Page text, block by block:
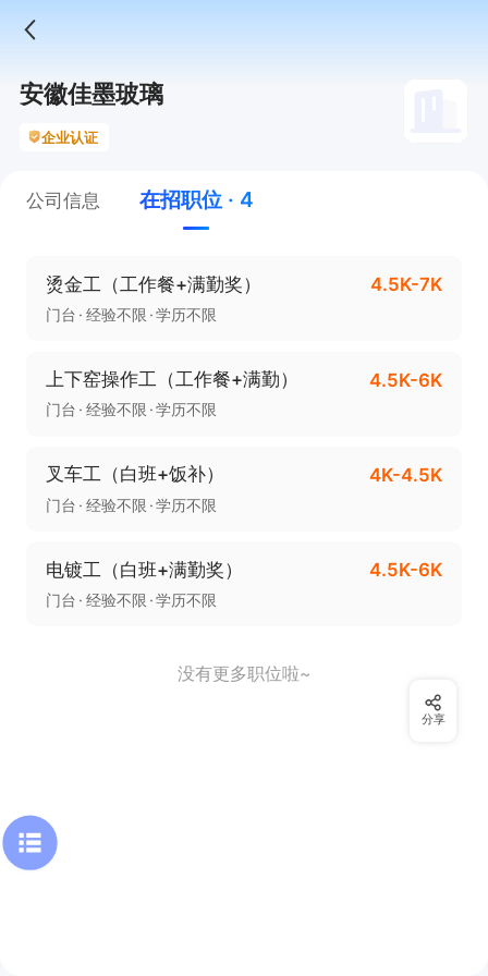
安徽佳墨玻璃
企业认证
公司信息 在招职位 · 4
烫金工（工作餐+满勤奖） 4.5K-7K
门台 经验不限 学历不限
上下窑操作工（工作餐+满勤） 4.5K-6K
门台 经验不限 学历不限
叉车工（白班+饭补） 4K-4.5K
门台 经验不限 学历不限
电镀工（白班+满勤奖） 4.5K-6K
门台 经验不限 学历不限
没有更多职位啦~
分享